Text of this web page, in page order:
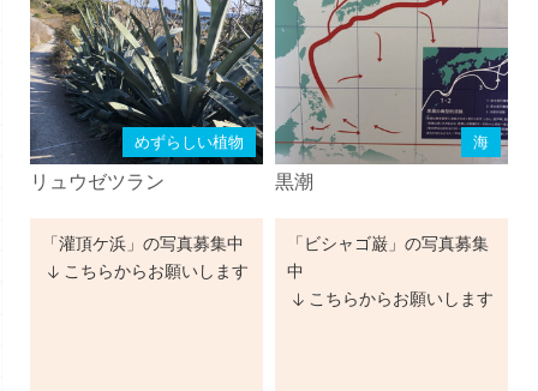
めずらしい植物
リュウゼツラン
海
黒潮
「灌頂ケ浜」の写真募集中
こちらからお願いします
「ビシャゴ巌」の写真募集
中
こちらからお願いします